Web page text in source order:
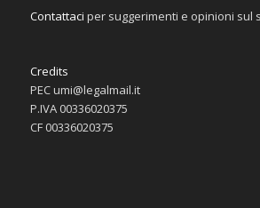
Contattaci per suggerimenti e opinioni sul
Credits
PEC umi@legalmail.it
P.IVA 00336020375
CF 00336020375